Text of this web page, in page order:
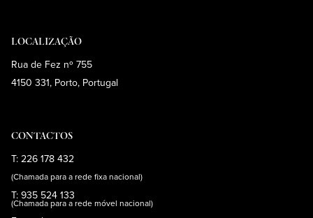
LOCALIZAÇÃO
Rua de Fez nº 755
4150 331, Porto, Portugal
CONTACTOS
T: 226 178 432
(Chamada para a rede fixa nacional)
T: 935 524 133
(Chamada para a rede móvel nacional)